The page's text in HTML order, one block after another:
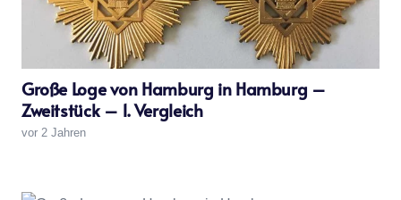
Große Loge von Hamburg in Hamburg –
Zweitstück – 1. Vergleich
vor 2 Jahren